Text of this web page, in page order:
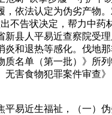
，依法认定为伪劣产物
不告状决定，帮力中药
新县人平易近查察院受理
炎和退热等感化。伐地
质名单（第一批）》所
无害食物犯罪案件审查
易近生福祉，（一）伪